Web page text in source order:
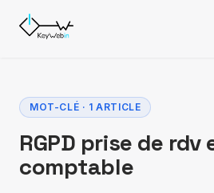
MOT-CLÉ · 1 ARTICLE
RGPD prise de
comptable